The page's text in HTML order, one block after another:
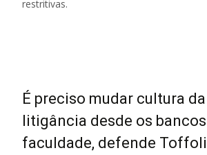
restritivas.
É preciso mudar cultura da
litigância desde os
faculdade, defende Toffoli